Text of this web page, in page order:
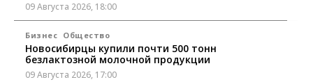
09 Августа 2026, 18:00
Бизнес Общество
Новосибирцы купили почти 500 тонн
безлактозной молочной продукции
09 Августа 2026, 17:00